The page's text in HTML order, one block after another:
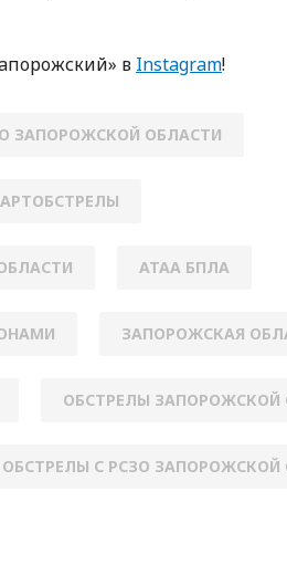
в Instagram!
ЗАПОРОЖСКОЙ ОБЛАСТИ
АРТОБСТРЕЛЫ
АТАА БПЛА
ЗАПОРОЖСКАЯ
ОБСТРЕЛЫ ЗАПОРОЖСКОЙ
ОБСТРЕЛЫ С РСЗО ЗАПОРОЖСКОЙ